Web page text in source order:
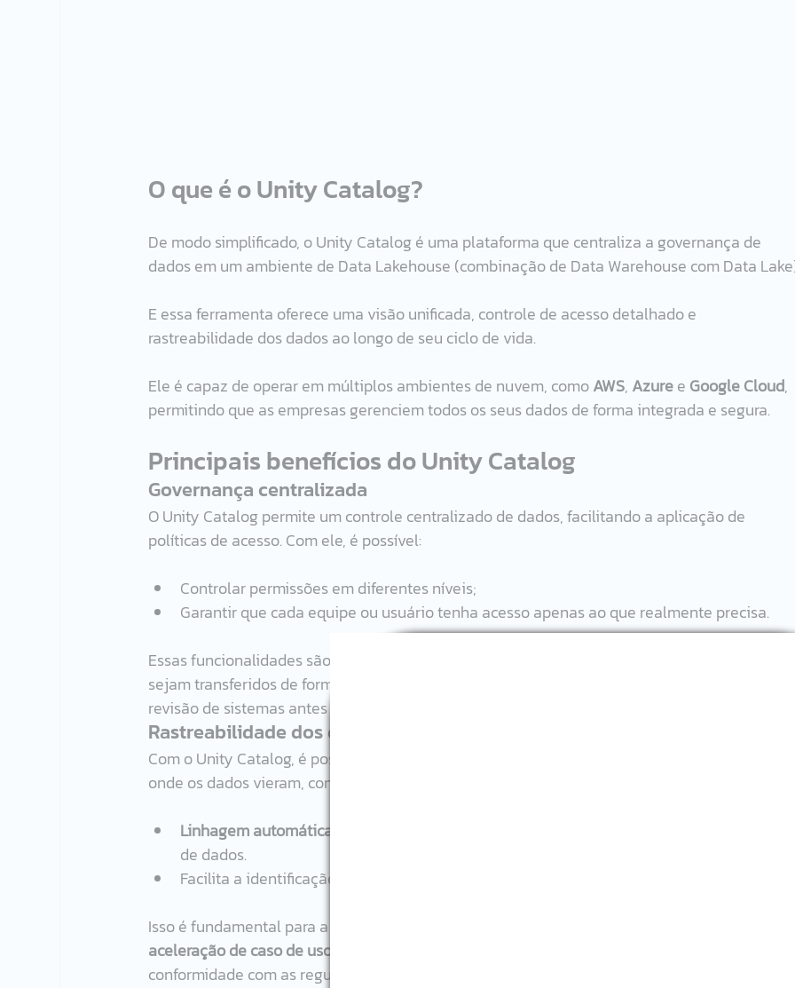
O que é o Unity Catalog?
De modo simplificado, o Unity Catalog é uma plataforma que centraliza a governança de
dados em um ambiente de Data Lakehouse (combinação de Data Warehouse com Data
E essa ferramenta oferece uma visão unificada, controle de acesso detalhado e
rastreabilidade dos dados ao longo de seu ciclo de vida.
Ele é capaz de operar em múltiplos ambientes de nuvem, como AWS, Azure e Google Cloud,
permitindo que as empresas gerenciem todos os seus dados de forma integrada e segura.
Principais benefícios do Unity Catalog
Governança centralizada
O Unity Catalog permite um controle centralizado de dados, facilitando a aplicação de
políticas de acesso. Com ele, é possível:
Controlar permissões em diferentes níveis;
Garantir que cada equipe ou usuário tenha acesso apenas ao que realmente precisa.
Essas funcionalidades são essenciais na fase de
sejam transferidos de forma segura quanto para aplicar as
revisão de sistemas antes do uso pleno da solução.
Rastreabilidade dos dados
Com o Unity Catalog, é possível rastrear toda a
onde os dados vieram, como foram transformados e onde estão sendo usados.
Linhagem automática
de dados.
Facilita a identificação de erros ou problemas com a integridade dos dados.
Isso é fundamental para a conformidade e auditoria, áreas cobertas pelos serviços de
aceleração de caso de uso
conformidade com as regulamentações.